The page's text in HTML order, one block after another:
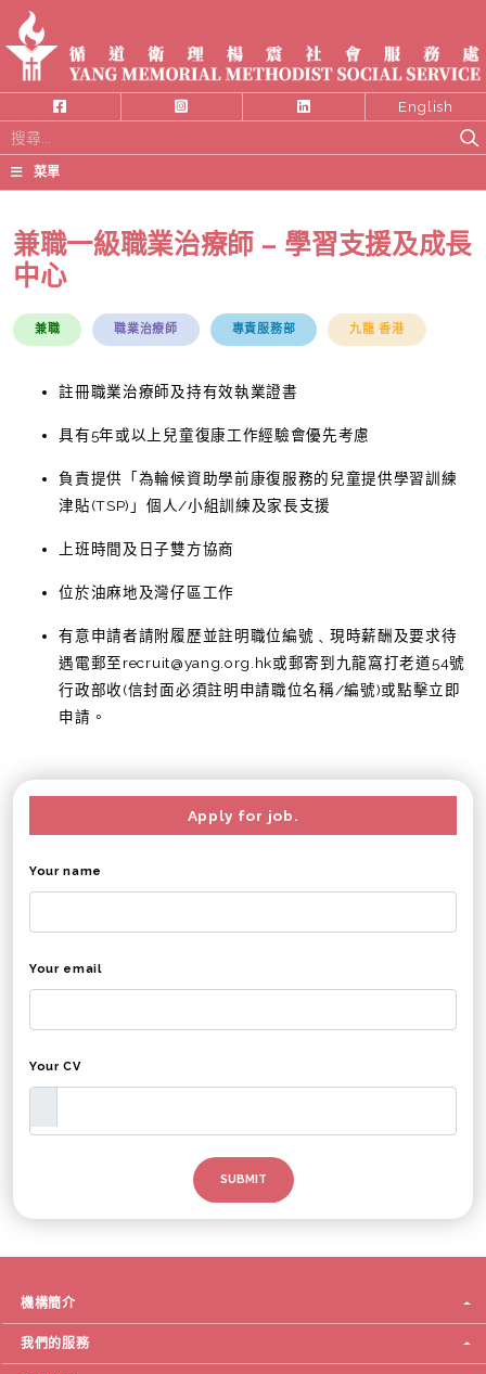
English
搜
尋
關
字:
菜單
兼職一級職業治療師 – 學習支援及成長
中心
兼職 職業治療師 專責服務部 九龍 香港
註冊職業治療師及持有效執業證書
具有5年或以上兒童復康工作經驗會優先考慮
負責提供「為輪候資助學前康復服務的兒童提供學習訓練
津貼(TSP)」個人/小組訓練及家長支援
上班時間及日子雙方協商
位於油麻地及灣仔區工作
有意申請者請附履歷並註明職位編號﹑現時薪酬及要求待
遇電郵至recruit@yang.org.hk或郵寄到九龍窩打老道54號
行政部收(信封面必須註明申請職位名稱/編號)或點擊立即
申請。
Apply for job.
Your name
Your email
Your CV
機構簡介
我們的服務